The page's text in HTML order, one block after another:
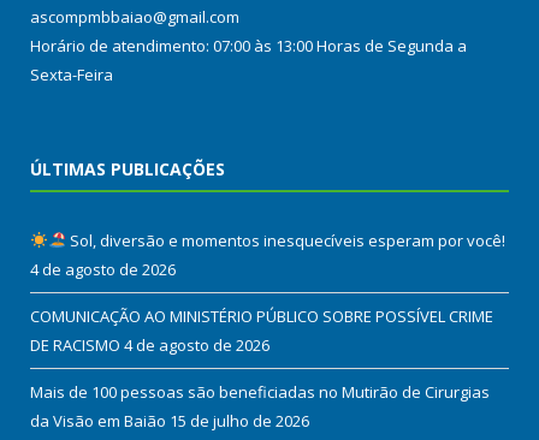
ascompmbbaiao@gmail.com
Horário de atendimento: 07:00 às 13:00 Horas de Segunda a
Sexta-Feira
ÚLTIMAS PUBLICAÇÕES
Sol, diversão e momentos inesquecíveis esperam por você!
4 de agosto de 2026
COMUNICAÇÃO AO MINISTÉRIO PÚBLICO SOBRE POSSÍVEL CRIME
DE RACISMO 4 de agosto de 2026
Mais de 100 pessoas são beneficiadas no Mutirão de Cirurgias
da Visão em Baião 15 de julho de 2026